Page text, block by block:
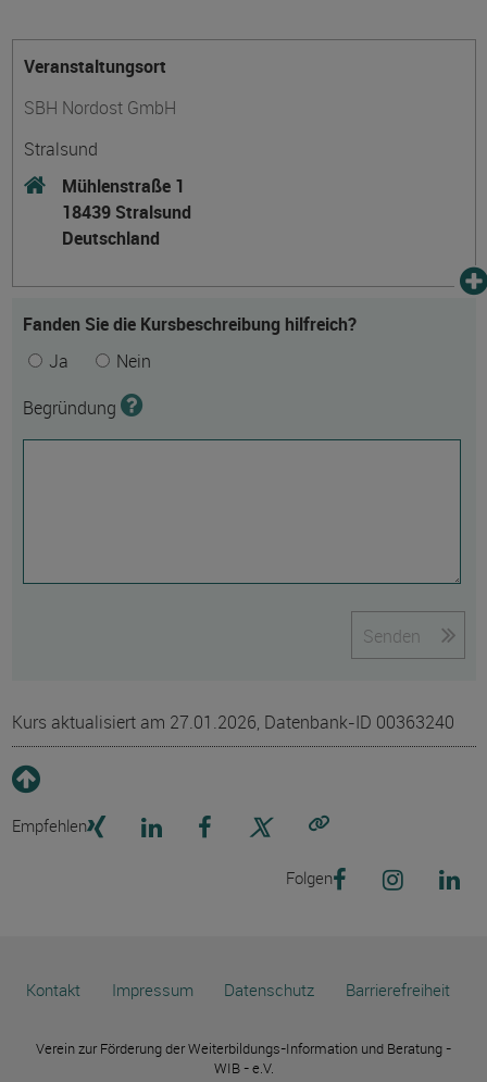
Veranstaltungsort
SBH Nordost GmbH
Stralsund
Mühlenstraße 1
18439 Stralsund
Deutschland
Fanden Sie die Kursbeschreibung hilfreich?
Ja
Nein
Begründung
Senden
Kurs aktualisiert am 27.01.2026, Datenbank-ID 00363240
Empfehlen
Folgen
Kontakt Impressum Datenschutz Barrierefreiheit
Verein zur Förderung der Weiterbildungs-Information und Beratung -
WIB - e.V.